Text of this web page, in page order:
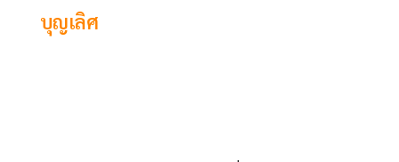
บุญเลิศ